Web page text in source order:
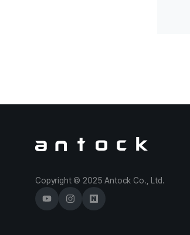
Copyright © 2025 Antock Co., Ltd.